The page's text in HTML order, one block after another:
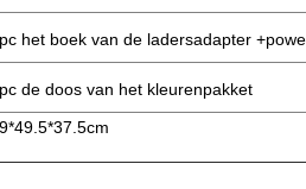
het boek van de ladersadapter
de doos van het kleurenpakket